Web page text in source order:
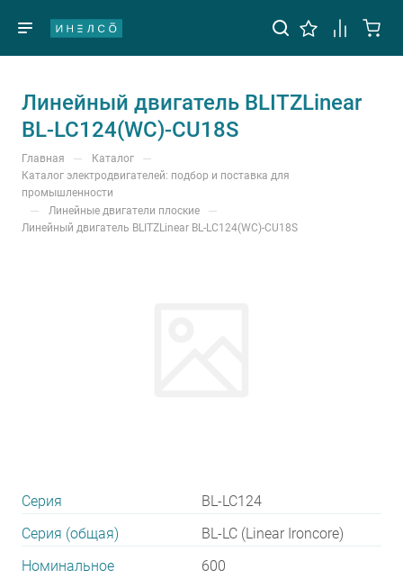
Линейный двигатель BLITZLinear
BL-LC124(WC)-CU18S
Главная — Каталог —
Каталог электродвигателей: подбор и поставка для
промышленности
— Линейные двигатели плоские —
Линейный двигатель BLITZLinear BL-LC124(WC)-CU18S
Серия
BL-LC124
Серия (общая)
BL-LC (Linear Ironcore)
Номинальное
600